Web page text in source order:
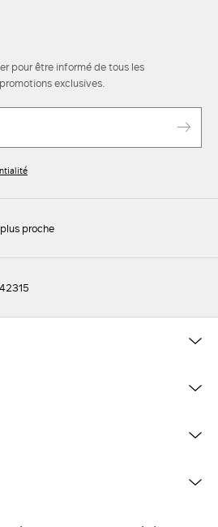
pour être informé de tous les
exclusives.
proche